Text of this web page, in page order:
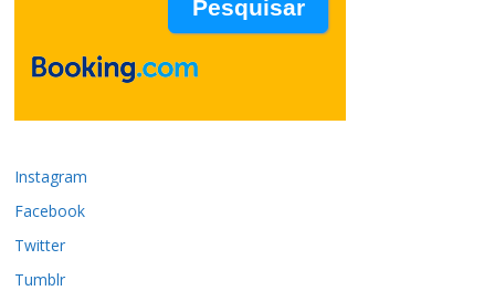
Instagram
Facebook
Twitter
Tumblr